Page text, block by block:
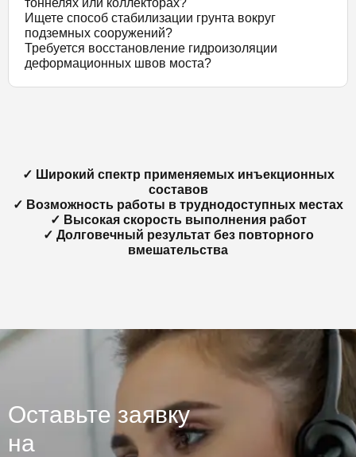
тоннелях или коллекторах?
Ищете способ стабилизации грунта вокруг
подземных сооружений?
Требуется восстановление гидроизоляции
деформационных швов моста?
✓ Широкий спектр применяемых инъекционных
составов
✓ Возможность работы в труднодоступных местах
✓ Высокая скорость выполнения работ
✓ Долговечный результат без повторного
вмешательства
Оставьте заявку
на